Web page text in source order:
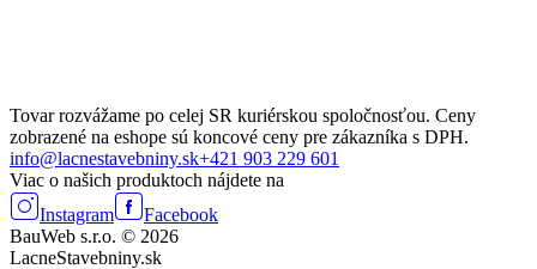
Tovar rozvážame po celej SR kuriérskou spoločnosťou. Ceny
zobrazené na eshope sú koncové ceny pre zákazníka s DPH.
info@lacnestavebniny.sk+421 903 229 601
Viac o našich produktoch nájdete na
Instagram
Facebook
BauWeb s.r.o. © 2026
LacneStavebniny.sk